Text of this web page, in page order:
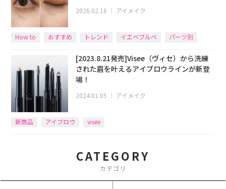
2026.02.16 ｜ アイメイク
How to おすすめ トレンド イエベブルベ パーツ別
[2023.8.21発売]Visee（ヴィセ）から洗練
された眉を叶えるアイブロウラインが新登
場！
2024.01.05 ｜ アイメイク
新商品 アイブロウ visee
CATEGORY
カテゴリ